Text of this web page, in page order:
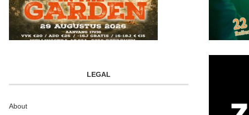
LEGAL
About